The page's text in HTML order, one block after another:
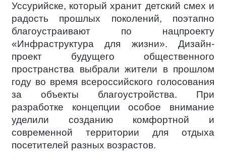
Уссурийске, который хранит детский смех и
радость прошлых поколений, поэтапно
благоустраивают по нацпроекту
«Инфраструктура для жизни». Дизайн-
проект будущего общественного
пространства выбрали жители в прошлом
году во время всероссийского голосования
за объекты благоустройства. При
разработке концепции особое внимание
уделили созданию комфортной и
современной территории для отдыха
посетителей разных возрастов.